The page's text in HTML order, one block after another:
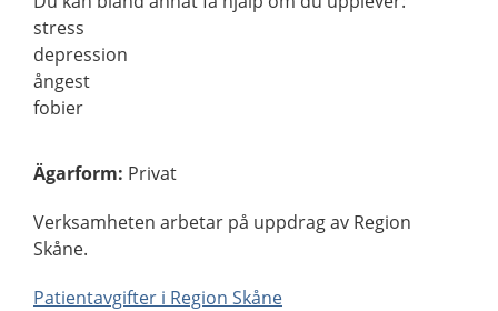
stress
depression
ångest
fobier
Ägarform: Privat
Verksamheten arbetar på uppdrag av Region
Skåne.
Patientavgifter i Region Skåne